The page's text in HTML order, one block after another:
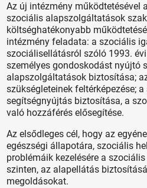
Az új intézmény működtetésével
szociális alapszolgáltatások
költséghatékonyabb
intézmény feladata: a szociális
szociálisellátásról szóló 1993.
személyes gondoskodást nyújtó
alapszolgáltatások biztosítása;
szükségleteinek feltérképezése;
segítségnyújtás biztosítása, a
való hozzáférés elősegítése.
Az elsődleges cél, hogy az
egészségi állapotára, szociális
problémáik kezelésére a
szinten, az alapellátás
megoldásokat.